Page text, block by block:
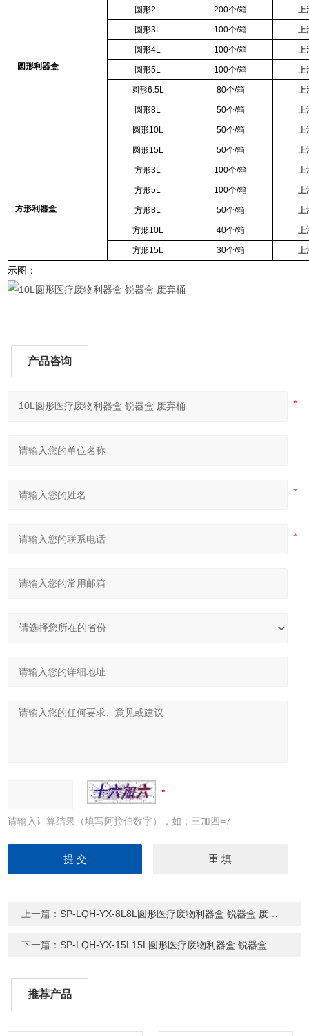
圆形利器盒
圆形2L 200个/箱 上
圆形3L 100个/箱 上
圆形4L 100个/箱 上
圆形5L 100个/箱 上
圆形6.5L 80个/箱 上
圆形8L 50个/箱 上
圆形10L 50个/箱 上
圆形15L 50个/箱 上
方形利器盒
方形3L 100个/箱 上
方形5L 100个/箱 上
方形8L 50个/箱 上
方形10L 40个/箱 上
方形15L 30个/箱 上
示图：
产品咨询
请输入计算结果（填写阿拉伯数字），如：三加四=7
上一篇： SP-LQH-YX-8L8L圆形医疗废物利器盒 锐器盒 废弃桶
下一篇： SP-LQH-YX-15L15L圆形医疗废物利器盒 锐器盒 废弃桶
推荐产品